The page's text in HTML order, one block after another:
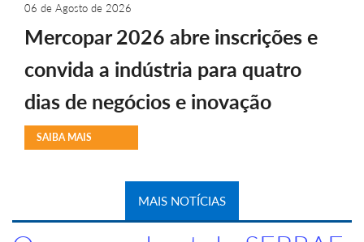
06 de Agosto de 2026
Mercopar 2026 abre inscrições e
convida a indústria para quatro
dias de negócios e inovação
SAIBA MAIS
MAIS NOTÍCIAS